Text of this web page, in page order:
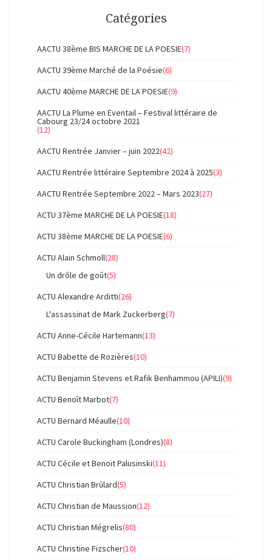
Catégories
AACTU 38ème BIS MARCHE DE LA POESIE(7)
AACTU 39ème Marché de la Poésie(6)
AACTU 40ème MARCHE DE LA POESIE(9)
AACTU La Plume en Eventail – Festival littéraire de
Cabourg 23/24 octobre 2021
(12)
AACTU Rentrée Janvier – juin 2022(42)
AACTU Rentrée littéraire Septembre 2024 à 2025(3)
AACTU Rentrée Septembre 2022 – Mars 2023(27)
ACTU 37ème MARCHE DE LA POESIE(18)
ACTU 38ème MARCHE DE LA POESIE(6)
ACTU Alain Schmoll(28)
Un drôle de goût(5)
ACTU Alexandre Arditti(26)
L'assassinat de Mark Zuckerberg(7)
ACTU Anne-Cécile Hartemann(13)
ACTU Babette de Rozières(10)
ACTU Benjamin Stevens et Rafik Benhammou (APILI)(9)
ACTU Benoît Marbot(7)
ACTU Bernard Méaulle(10)
ACTU Carole Buckingham (Londres)(8)
ACTU Cécile et Benoit Palusinski(11)
ACTU Christian Brûlard(5)
ACTU Christian de Maussion(12)
ACTU Christian Mégrelis(80)
ACTU Christine Fizscher(10)